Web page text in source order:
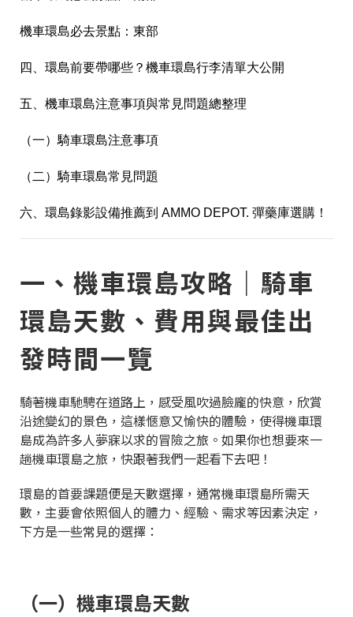
機車環島必去景點：東部
四、環島前要帶哪些？機車環島行李清單大公開
五、機車環島注意事項與常見問題總整理
（一）騎車環島注意事項
（二）騎車環島常見問題
六、環島錄影設備推薦到 AMMO DEPOT. 彈藥庫選購！
一、機車環島攻略｜騎車
環島天數、費用與最佳出
發時間一覽
騎著機車馳騁在道路上，感受風吹過臉龐的快意，欣賞
沿途變幻的景色，這樣愜意又愉快的體驗，使得機車環
島成為許多人夢寐以求的冒險之旅。如果你也想要來一
趟機車環島之旅，快跟著我們一起看下去吧！
環島的首要課題便是天數選擇，通常機車環島所需天
數，主要會依照個人的體力、經驗、需求等因素決定，
下方是一些常見的選擇：
（一）機車環島天數